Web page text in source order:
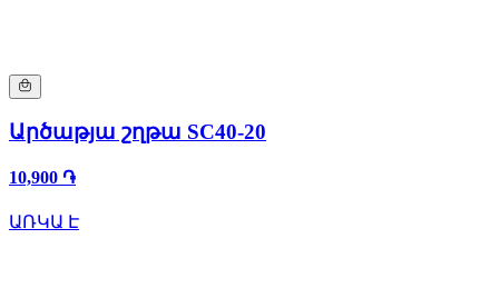
Արծաթյա շղթա SC40-20
10,900 ֏
ԱՌԿԱ Է